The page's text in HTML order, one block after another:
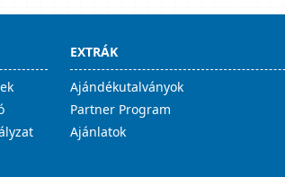
EXTRÁK
Ajándékutalványok
Partner Program
Ajánlatok